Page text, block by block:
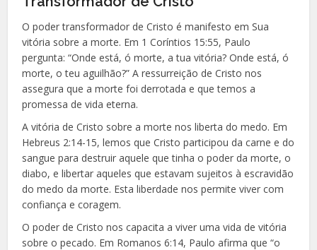
O poder transformador de Cristo é manifesto em Sua
vitória sobre a morte. Em 1 Coríntios 15:55, Paulo
pergunta: “Onde está, ó morte, a tua vitória? Onde está, ó
morte, o teu aguilhão?” A ressurreição de Cristo nos
assegura que a morte foi derrotada e que temos a
promessa de vida eterna.
A vitória de Cristo sobre a morte nos liberta do medo. Em
Hebreus 2:14-15, lemos que Cristo participou da carne e do
sangue para destruir aquele que tinha o poder da morte, o
diabo, e libertar aqueles que estavam sujeitos à escravidão
do medo da morte. Esta liberdade nos permite viver com
confiança e coragem.
O poder de Cristo nos capacita a viver uma vida de vitória
sobre o pecado. Em Romanos 6:14, Paulo afirma que “o